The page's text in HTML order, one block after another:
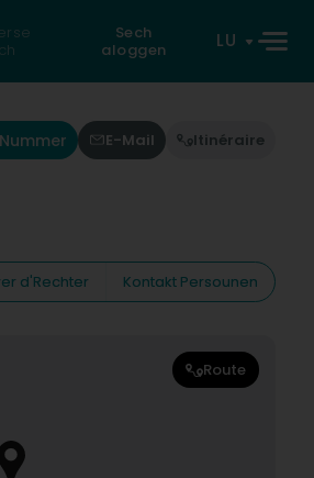
Sech
aloggen
LU
E-Mail Itinéraire
d'Rechter
Kontakt Persounen
Route